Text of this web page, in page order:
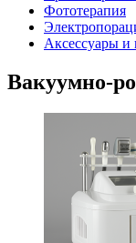
Фототерапия
Аксессуары
Вакуумно-